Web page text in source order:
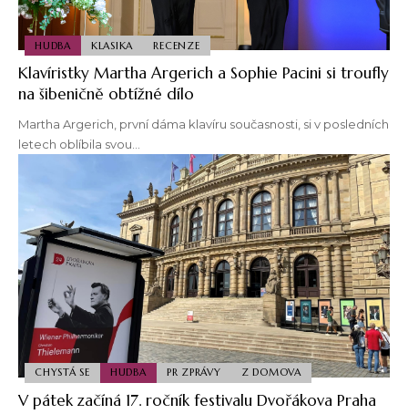
HUDBA KLASIKA RECENZE
Klavíristky Martha Argerich a Sophie Pacini si troufly
na šibeničně obtížné dílo
Martha Argerich, první dáma klavíru současnosti, si v posledních
letech oblíbila svou…
CHYSTÁ SE HUDBA PR ZPRÁVY Z DOMOVA
V pátek začíná 17. ročník festivalu Dvořákova Praha